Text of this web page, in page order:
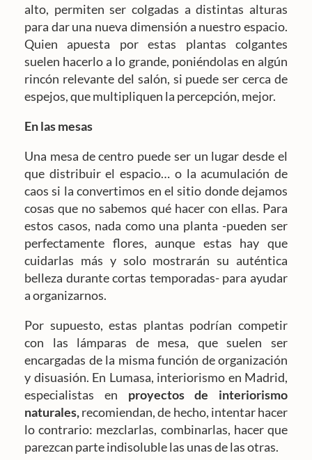
alto, permiten ser colgadas a distintas alturas
para dar una nueva dimensión a nuestro espacio.
Quien apuesta por estas plantas colgantes
suelen hacerlo a lo grande, poniéndolas en algún
rincón relevante del salón, si puede ser cerca de
espejos, que multipliquen la percepción, mejor.
En las mesas
Una mesa de centro puede ser un lugar desde el
que distribuir el espacio… o la acumulación de
caos si la convertimos en el sitio donde dejamos
cosas que no sabemos qué hacer con ellas. Para
estos casos, nada como una planta -pueden ser
perfectamente flores, aunque estas hay que
cuidarlas más y solo mostrarán su auténtica
belleza durante cortas temporadas- para ayudar
a organizarnos.
Por supuesto, estas plantas podrían competir
con las lámparas de mesa, que suelen ser
encargadas de la misma función de organización
y disuasión. En Lumasa, interiorismo en Madrid,
especialistas en proyectos de interiorismo
naturales,recomiendan, de hecho, intentar hacer
lo contrario: mezclarlas, combinarlas, hacer que
parezcan parte indisoluble las unas de las otras.